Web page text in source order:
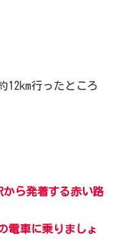
12km行ったところ
から発着する赤い路
電車に乗りましょ